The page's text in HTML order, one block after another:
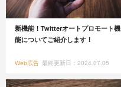
新機能！Twitterオートプロモート機
能についてご紹介します！
Web広告 最終更新日：2024.07.05